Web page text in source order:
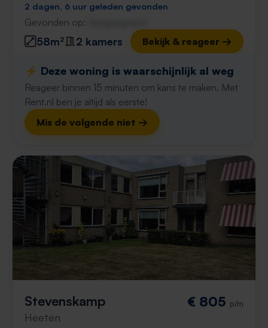
2 dagen, 6 uur geleden gevonden
Gevonden op:
58m² 2 kamers Bekijk & reageer →
⚡️ Deze woning is waarschijnlijk al weg
Reageer binnen 15 minuten om kans te maken. Met
Rent.nl ben je altijd als eerste!
Mis de volgende niet →
Stevenskamp
Heeten
€ 805 p/m